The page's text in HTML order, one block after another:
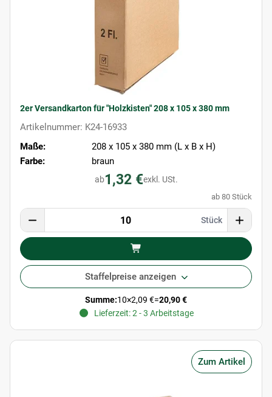
2er Versandkarton für "Holzkisten" 208 x 105 x 380 mm
Artikelnummer: K24-16933
Maße:
208 x 105 x 380 mm (L x B x H)
Farbe:
braun
ab1,32 €exkl. USt.
ab 80 Stück
Stück
Staffelpreise anzeigen
Summe:10×2,09 €=20,90 €
Lieferzeit: 2 - 3 Arbeitstage
Zum Artikel